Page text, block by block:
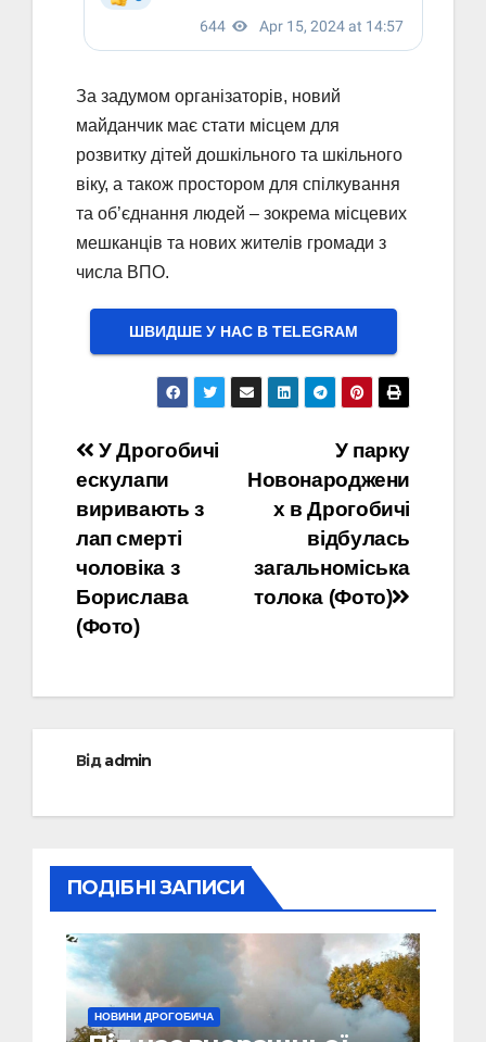
За задумом організаторів, новий
майданчик має стати місцем для
розвитку дітей дошкільного та шкільного
віку, а також простором для спілкування
та об’єднання людей – зокрема місцевих
мешканців та нових жителів громади з
числа ВПО.
ШВИДШЕ У НАС В ТELEGRAM
Навігація
записів
У парку
Новонароджени
х в Дрогобичі
відбулась
загальноміська
толока (Фото)
У Дрогобичі
ескулапи
виривають з
лап смерті
чоловіка з
Борислава
(Фото)
Відadmin
ПОДІБНІ ЗАПИСИ
НОВИНИ ДРОГОБИЧА